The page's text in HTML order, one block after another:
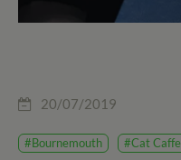
20/07/2019
#Bournemouth
#Cat Caffe